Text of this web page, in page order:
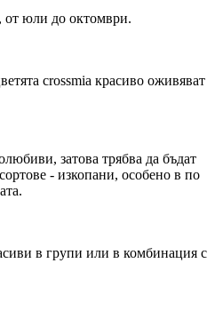
от юли до октомври.
crossmia красиво оживяват
затова трябва да бъдат
- изкопани, особено в по
в групи или в комбинация с